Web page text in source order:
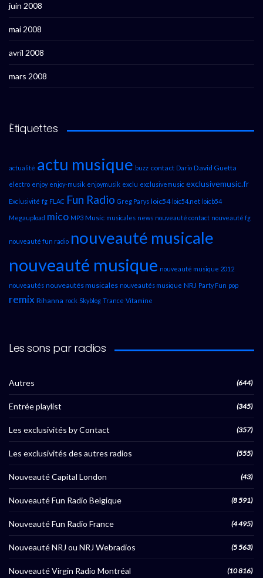
juin 2008
mai 2008
avril 2008
mars 2008
Étiquettes
actualité actu musique buzz contact Dario David Guetta
electro enjoy enjoy-musik enjoymusik exclu exclusivemusic exclusivemusic.fr
Exclusivité fg FLAC Fun Radio Greg Parys loic54 loic54.net loicb54
Megaupload mico MP3 Music musicales news nouveauté contact nouveauté fg
nouveauté fun radio nouveauté musicale
nouveauté musique nouveauté musique 2012
nouveautés nouveautés musicales nouveautés musique NRJ Party Fun pop
remix Rihanna rock Skyblog Trance Vitamine
Les sons par radios
Autres (644)
Entrée playlist (345)
Les exclusivités by Contact (357)
Les exclusivités des autres radios (555)
Nouveauté Capital London (43)
Nouveauté Fun Radio Belgique (8 591)
Nouveauté Fun Radio France (4 495)
Nouveauté NRJ ou NRJ Webradios (5 563)
Nouveauté Virgin Radio Montréal (10 816)